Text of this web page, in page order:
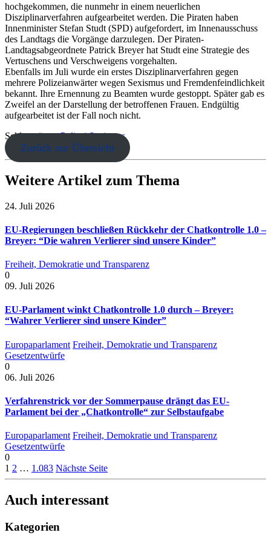
hochgekommen, die nunmehr in einem neuerlichen
Disziplinarverfahren aufgearbeitet werden. Die Piraten haben
Innenminister Stefan Studt (SPD) aufgefordert, im Innenausschuss
des Landtags die Vorgänge darzulegen. Der Piraten-
Landtagsabgeordnete Patrick Breyer hat Studt eine Strategie des
Vertuschens und Verschweigens vorgehalten.
Ebenfalls im Juli wurde ein erstes Disziplinarverfahren gegen
mehrere Polizeianwärter wegen Sexismus und Fremdenfeindlichkeit
bekannt. Ihre Ernennung zu Beamten wurde gestoppt. Später gab es
Zweifel an der Darstellung der betroffenen Frauen. Endgültig
aufgearbeitet ist der Fall noch nicht.
Schlagwörter: Polizei Sexismus
Zurück zur Übersicht
Weitere Artikel zum Thema
24. Juli 2026
EU-Regierungen beschließen Rückkehr der Chatkontrolle 1.0 –
Breyer: “Die wahren Verlierer sind unsere Kinder”
Freiheit, Demokratie und Transparenz
0
09. Juli 2026
EU-Parlament winkt Chatkontrolle 1.0 durch – Breyer:
“Wahrer Verlierer sind unsere Kinder”
Europaparlament Freiheit, Demokratie und Transparenz
Gesetzentwürfe
0
06. Juli 2026
Verfahrenstrick vor der Sommerpause drängt das EU-
Parlament bei der „Chatkontrolle“ zur Selbstaufgabe
Europaparlament Freiheit, Demokratie und Transparenz
Gesetzentwürfe
0
1 2 … 1.083 Nächste Seite
Auch interessant
Kategorien